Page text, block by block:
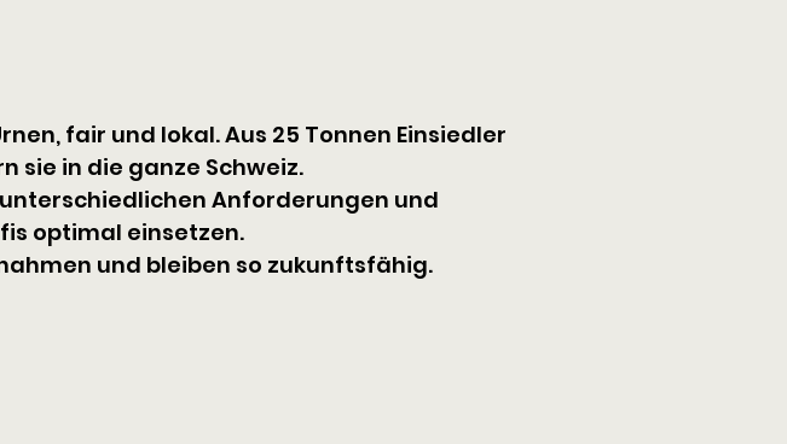
fair und lokal. Aus 25 Tonnen Einsiedler
sie in die ganze Schweiz.
Anforderungen und
optimal einsetzen.
und bleiben so zukunftsfähig.